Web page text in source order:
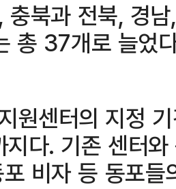
북과 전북, 경
총 37개로 늘었
원센터의 지정
다. 기존 센터
비자 등 동포